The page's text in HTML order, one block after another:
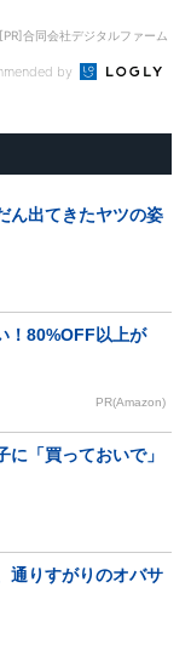
[PR]合同会社デジタルファーム
by
ん出てきたヤツの姿
！80%OFF以上が
PR(Amazon)
「買っておいで」
通りすがりのオバサ